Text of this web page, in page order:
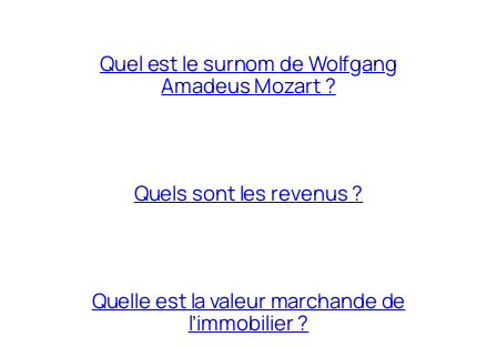
Quel est le surnom de Wolfgang
Amadeus Mozart ?
Quels sont les revenus ?
Quelle est la valeur marchande de
l’immobilier ?